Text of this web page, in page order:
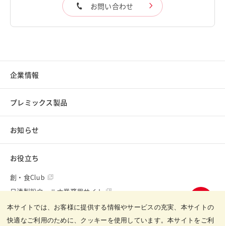
お問い合わせ
ページ
企業情報
プレミックス製品
お知らせ
お役立ち
創・食Club
日清製粉ウェルナ業務用サイト
お問い合わせ
本サイトでは、お客様に提供する情報やサービスの充実、本サイトの
快適なご利用のために、クッキーを使用しています。本サイトをご利